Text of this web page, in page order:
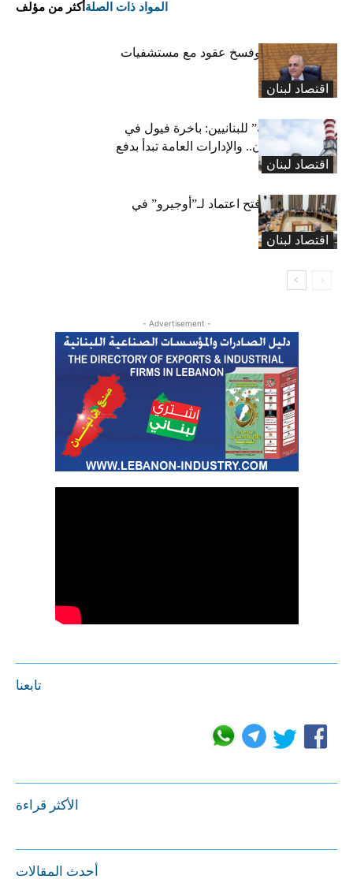
المواد ذات الصلة أكثر من مؤلف
اقتصاد لبنان
كركي: إنذارات وفسخ عقود مع مستشفيات
مخالفة
اقتصاد لبنان
بشرى “كهربائية” للبنانيين: باخرة فيول في
طريقها إلى لبنان.. والإدارات العامة تبدأ بدفع
متوجباتها
اقتصاد لبنان
لجنة المال تقرّ فتح اعتماد لـ”أوجيرو” في
موازنة 2026
- Advertisement -
تابعنا
الأكثر قراءة
أحدث المقالات